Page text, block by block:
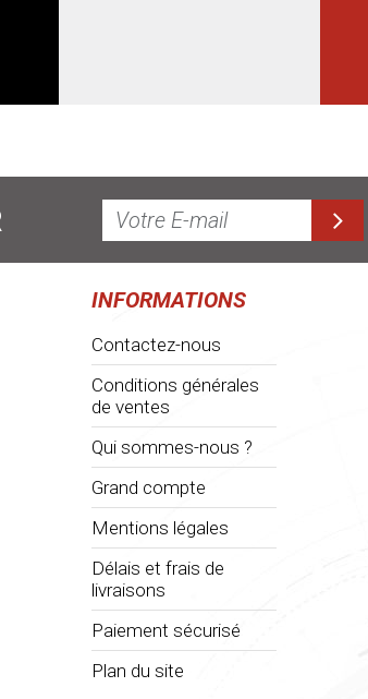
INFORMATIONS
Contactez-nous
Conditions générales
de ventes
Qui sommes-nous ?
Grand compte
Mentions légales
Délais et frais de
livraisons
Paiement sécurisé
Plan du site